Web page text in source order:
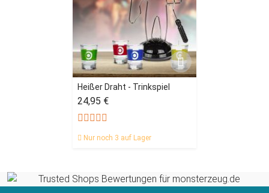
Heißer Draht - Trinkspiel
24,95 €
Nur noch 3 auf Lager